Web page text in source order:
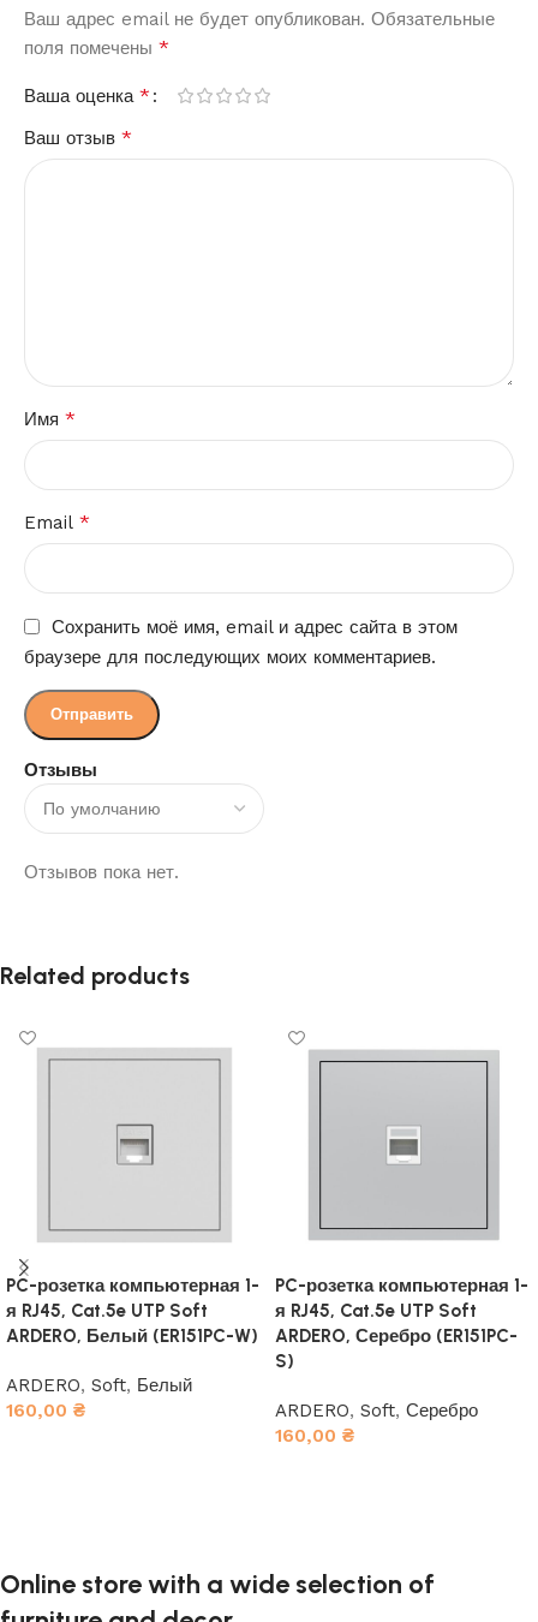
Отзывы
Отзывов пока нет.
Ваш адрес email не будет опубликован. Обязательные
поля помечены *
Ваша оценка *
Ваш отзыв *
Имя *
Email *
Сохранить моё имя, email и адрес сайта в этом
браузере для последующих моих комментариев.
Related products
PC-розетка компьютерная 1-
я RJ45, Cat.5e UTP Soft
ARDERO, Белый (ER151PC-W)
ARDERO, Soft, Белый
160,00 ₴
PC-розетка компьютерная 1-
я RJ45, Cat.5e UTP Soft
ARDERO, Серебро (ER151PC-
S)
ARDERO, Soft, Серебро
160,00 ₴
Online store with a wide selection of